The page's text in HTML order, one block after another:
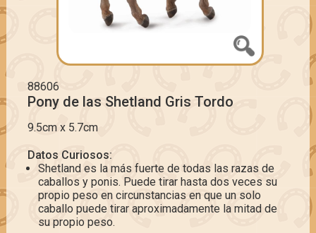
88606
Pony de las Shetland Gris Tordo
9.5cm x 5.7cm
Datos Curiosos:
Shetland es la más fuerte de todas las razas de
caballos y ponis. Puede tirar hasta dos veces su
propio peso en circunstancias en que un solo
caballo puede tirar aproximadamente la mitad de
su propio peso.